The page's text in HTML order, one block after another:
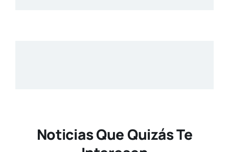
Noticias Que Quizás Te